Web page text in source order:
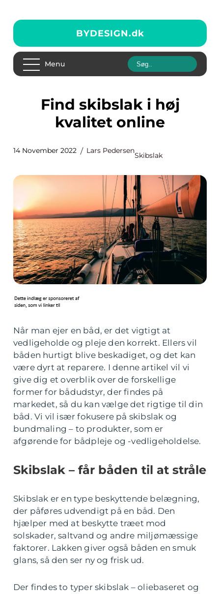
BYDESIGN.dk
Menu
Find skibslak i høj
kvalitet online
14 November 2022 Lars Pedersen
Skibslak
Når man ejer en båd, er det vigtigt at
vedligeholde og pleje den korrekt. Ellers vil
båden hurtigt blive beskadiget, og det kan
være dyrt at reparere. I denne artikel vil vi
give dig et overblik over de forskellige
former for bådudstyr, der findes på
markedet, så du kan vælge det rigtige til din
båd. Vi vil især fokusere på skibslak og
bundmaling – to produkter, som er
afgørende for bådpleje og -vedligeholdelse.
Skibslak – får båden til at stråle
Skibslak er en type beskyttende belægning,
der påføres udvendigt på en båd. Den
hjælper med at beskytte træet mod
solskader, saltvand og andre miljømæssige
faktorer. Lakken giver også båden en smuk
glans, så den ser ny og frisk ud.
Der findes to typer skibslak – oliebaseret og